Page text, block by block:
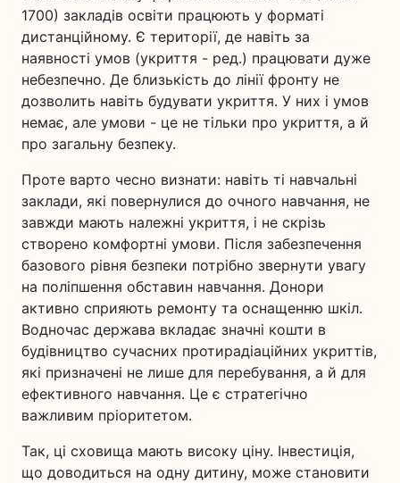
1700) закладів освіти працюють у форматі
дистанційному. Є території, де навіть за
наявності умов (укриття - ред.) працювати дуже
небезпечно. Де близькість до лінії фронту не
дозволить навіть будувати укриття. У них і умов
немає, але умови - це не тільки про укриття, а й
про загальну безпеку.
Проте варто чесно визнати: навіть ті навчальні
заклади, які повернулися до очного навчання, не
завжди мають належні укриття, і не скрізь
створено комфортні умови. Після забезпечення
базового рівня безпеки потрібно звернути увагу
на поліпшення обставин навчання. Донори
активно сприяють ремонту та оснащенню шкіл.
Водночас держава вкладає значні кошти в
будівництво сучасних протирадіаційних укриттів,
які призначені не лише для перебування, а й для
ефективного навчання. Це є стратегічно
важливим пріоритетом.
Так, ці сховища мають високу ціну. Інвестиція,
що доводиться на одну дитину, може становити